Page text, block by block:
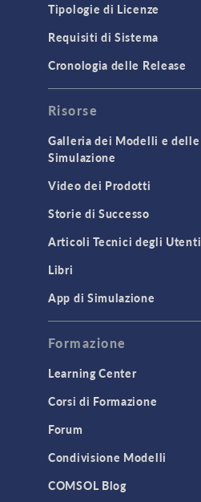
Tipologie di Licenze
Requisiti di Sistema
Cronologia delle Release
Risorse
Galleria dei Modelli e
Simulazione
Video dei Prodotti
Storie di Successo
Articoli Tecnici degli Utenti
Libri
App di Simulazione
Formazione
Learning Center
Corsi di Formazione
Forum
Condivisione Modelli
COMSOL Blog